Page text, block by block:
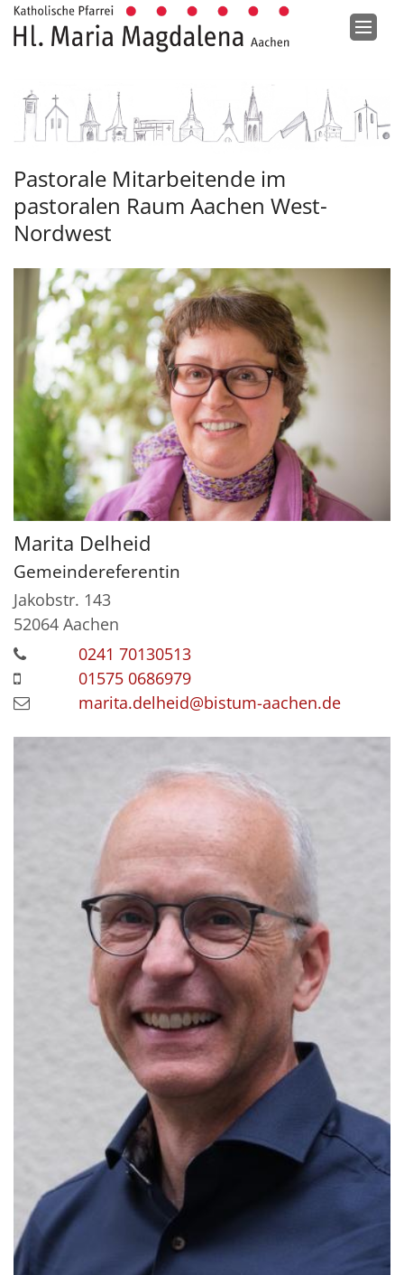
Zum Inhalt springen
Pastorale Mitarbeitende im
pastoralen Raum Aachen West-
Nordwest
Marita Delheid
Gemeindereferentin
Jakobstr. 143
52064 Aachen
0241 70130513
01575 0686979
marita.delheid@bistum-aachen.de